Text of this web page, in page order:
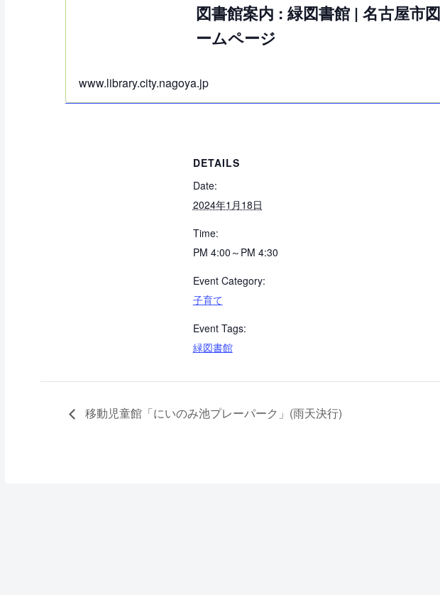
図書館案内 : 緑図書館 | 名古屋市
ームページ
www.library.city.nagoya.jp
DETAILS
Date:
2024年1月18日
Time:
PM 4:00～PM 4:30
Event Category:
子育て
Event Tags:
緑図書館
移動児童館「にいのみ池プレーパーク」(雨天決行)